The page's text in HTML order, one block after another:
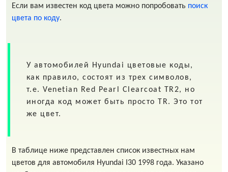
Если вам известен код цвета можно попробовать поиск
цвета по коду.
У автомобилей Hyundai цветовые коды,
как правило, состоят из трех символов,
т.е. Venetian Red Pearl Clearcoat TR2, но
иногда код может быть просто TR. Это тот
же цвет.
В таблице ниже представлен список известных нам
цветов для автомобиля Hyundai I30 1998 года. Указано